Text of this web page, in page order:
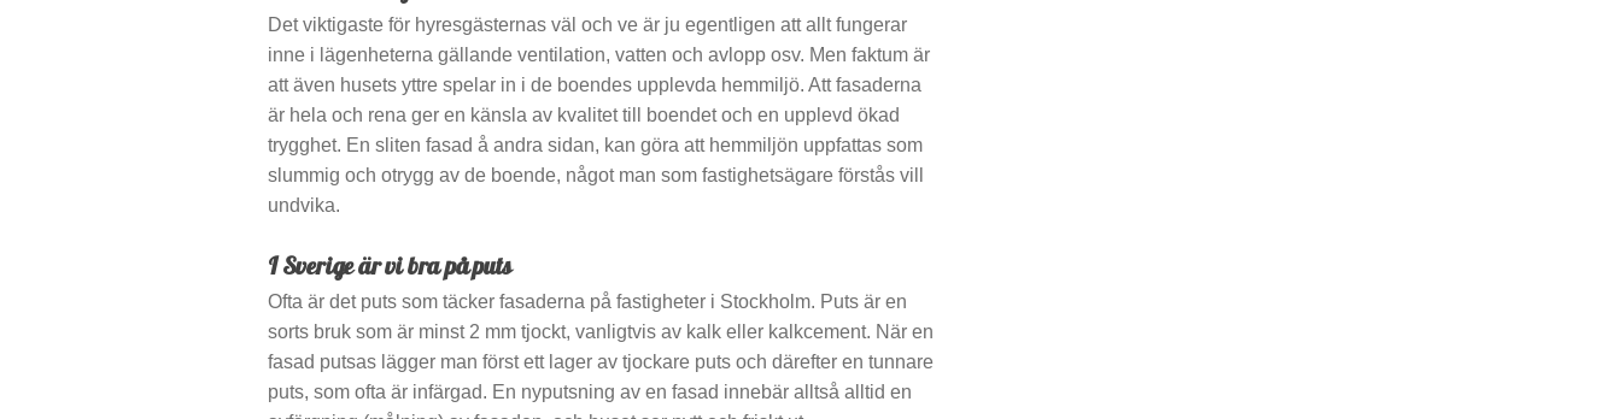
Det viktigaste för hyresgästernas väl och ve är ju egentligen att allt fungerar
inne i lägenheterna gällande ventilation, vatten och avlopp osv. Men faktum är
att även husets yttre spelar in i de boendes upplevda hemmiljö. Att fasaderna
är hela och rena ger en känsla av kvalitet till boendet och en upplevd ökad
trygghet. En sliten fasad å andra sidan, kan göra att hemmiljön uppfattas som
slummig och otrygg av de boende, något man som fastighetsägare förstås vill
undvika.
I Sverige är vi bra på puts
Ofta är det puts som täcker fasaderna på fastigheter i Stockholm. Puts är en
sorts bruk som är minst 2 mm tjockt, vanligtvis av kalk eller kalkcement. När en
fasad putsas lägger man först ett lager av tjockare puts och därefter en tunnare
puts, som ofta är infärgad. En nyputsning av en fasad innebär alltså alltid en